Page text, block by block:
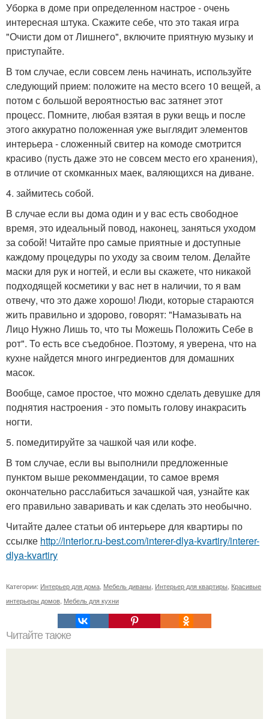
Уборка в доме при определенном настрое - очень
интересная штука. Скажите себе, что это такая игра
"Очисти дом от Лишнего", включите приятную музыку и
приступайте.
В том случае, если совсем лень начинать, используйте
следующий прием: положите на место всего 10 вещей, а
потом с большой вероятностью вас затянет этот
процесс. Помните, любая взятая в руки вещь и после
этого аккуратно положенная уже выглядит элементов
интерьера - сложенный свитер на комоде смотрится
красиво (пусть даже это не совсем место его хранения),
в отличие от скомканных маек, валяющихся на диване.
4. займитесь собой.
В случае если вы дома один и у вас есть свободное
время, это идеальный повод, наконец, заняться уходом
за собой! Читайте про самые приятные и доступные
каждому процедуры по уходу за своим телом. Делайте
маски для рук и ногтей, и если вы скажете, что никакой
подходящей косметики у вас нет в наличии, то я вам
отвечу, что это даже хорошо! Люди, которые стараются
жить правильно и здорово, говорят: "Намазывать на
Лицо Нужно Лишь то, что ты Можешь Положить Себе в
рот". То есть все съедобное. Поэтому, я уверена, что на
кухне найдется много ингредиентов для домашних
масок.
Вообще, самое простое, что можно сделать девушке для
поднятия настроения - это помыть голову инакрасить
ногти.
5. помедитируйте за чашкой чая или кофе.
В том случае, если вы выполнили предложенные
пунктом выше рекоммендации, то самое время
окончательно расслабиться зачашкой чая, узнайте как
его правильно заваривать и как сделать это необычно.
Читайте далее статьи об интерьере для квартиры по
ссылке http://interior.ru-best.com/interer-dlya-kvartiry/interer-
dlya-kvartiry
Категории: Интерьер для дома Мебель диваны Интерьер для квартиры Красивые
интерьеры домов Мебель для кухни
Читайте также